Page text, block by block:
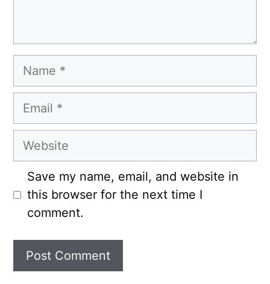
Name
Email
Website
Save my name, email, and website in
this browser for the next time I
comment.